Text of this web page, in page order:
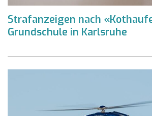
Strafanzeigen nach
Grundschule in Karlsruhe